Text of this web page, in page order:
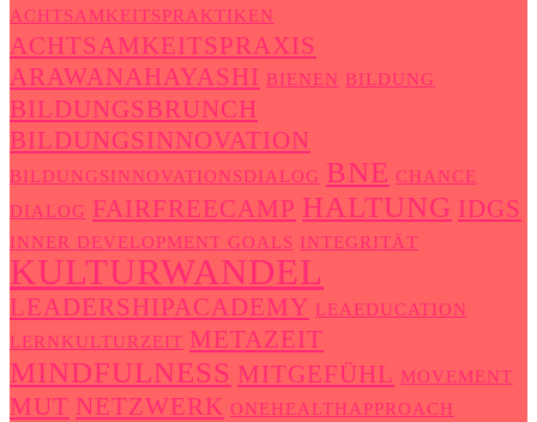
ACHTSAMKEITSPRAKTIKEN
ACHTSAMKEITSPRAXIS
ARAWANAHAYASHI BIENEN BILDUNG
BILDUNGSBRUNCH
BILDUNGSINNOVATION
BILDUNGSINNOVATIONSDIALOG BNE CHANCE
DIALOG FAIRFREECAMP HALTUNG IDGS
INNER DEVELOPMENT GOALS INTEGRITÄT
KULTURWANDEL
LEADERSHIPACADEMY LEAEDUCATION
LERNKULTURZEIT METAZEIT
MINDFULNESS MITGEFÜHL MOVEMENT
MUT NETZWERK ONEHEALTHAPPROACH